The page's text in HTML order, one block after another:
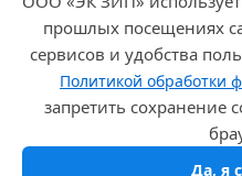
Политика конфиденциальности
Разработка и
прошлых посещениях
сервисов и удобства
Политикой обработки
запретить сохранение
Да, я